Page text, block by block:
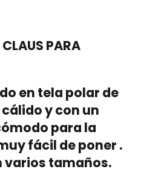
PARA
en tela polar de
y con un
para la
fácil de poner .
varios tamaños.